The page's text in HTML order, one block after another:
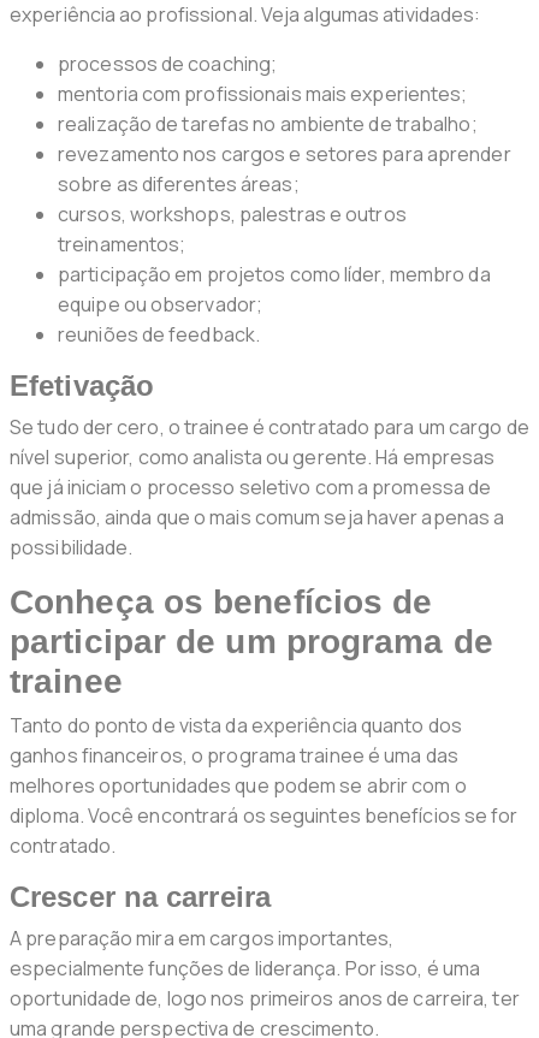
experiência ao profissional. Veja algumas atividades:
processos de coaching;
mentoria com profissionais mais experientes;
realização de tarefas no ambiente de trabalho;
revezamento nos cargos e setores para aprender
sobre as diferentes áreas;
cursos, workshops, palestras e outros
treinamentos;
participação em projetos como líder, membro da
equipe ou observador;
reuniões de feedback.
Efetivação
Se tudo der cero, o trainee é contratado para um cargo de
nível superior, como analista ou gerente. Há empresas
que já iniciam o processo seletivo com a promessa de
admissão, ainda que o mais comum seja haver apenas a
possibilidade.
Conheça os benefícios de
participar de um programa de
trainee
Tanto do ponto de vista da experiência quanto dos
ganhos financeiros, o programa trainee é uma das
melhores oportunidades que podem se abrir com o
diploma. Você encontrará os seguintes benefícios se for
contratado.
Crescer na carreira
A preparação mira em cargos importantes,
especialmente funções de liderança. Por isso, é uma
oportunidade de, logo nos primeiros anos de carreira, ter
uma grande perspectiva de crescimento.